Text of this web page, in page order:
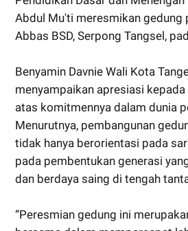
Abdul Mu'ti meresmikan gedung
Abbas BSD, Serpong Tangsel,
Benyamin Davnie Wali Kota
menyampaikan apresiasi kepada
atas komitmennya dalam dunia
Menurutnya, pembangunan
tidak hanya berorientasi pada
pada pembentukan generasi
dan berdaya saing di tengah
“Peresmian gedung ini